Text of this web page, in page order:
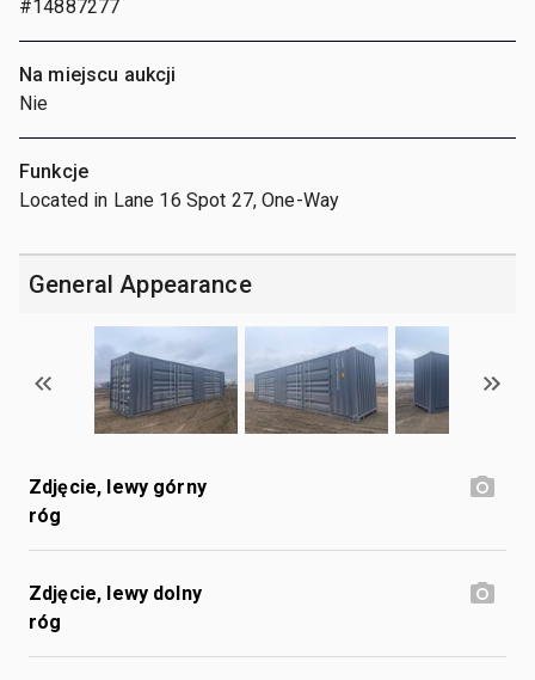
#14887277
Na miejscu aukcji
Nie
Funkcje
Located in Lane 16 Spot 27, One-Way
General Appearance
Zdjęcie, lewy górny
róg
Zdjęcie, lewy dolny
róg